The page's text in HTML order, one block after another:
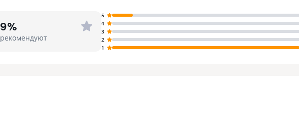
9%
рекомендуют
5
4
3
2
1